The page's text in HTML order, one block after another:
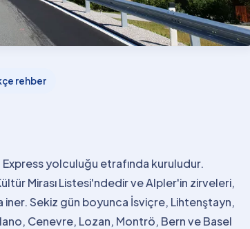
rehber
Express yolculuğu etrafında kuruludur.
Mirası Listesi'ndedir ve Alpler'in zirveleri,
Sekiz gün boyunca İsviçre, Lihtenştayn,
Cenevre, Lozan, Montrö, Bern ve Basel